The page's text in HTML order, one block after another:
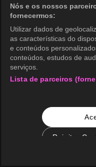
Nós e os nossos
fornecermos:
Utilizar dados de
as características do
e conteúdos
conteúdos, estudos de
serviços.
Lista de parceiros
Rejeitar